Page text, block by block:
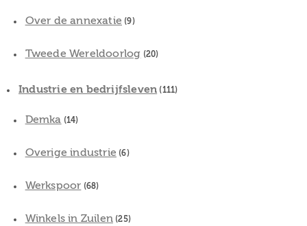
Over de annexatie (9)
Tweede Wereldoorlog (20)
Industrie en bedrijfsleven (111)
Demka (14)
Overige industrie (6)
Werkspoor (68)
Winkels in Zuilen (25)